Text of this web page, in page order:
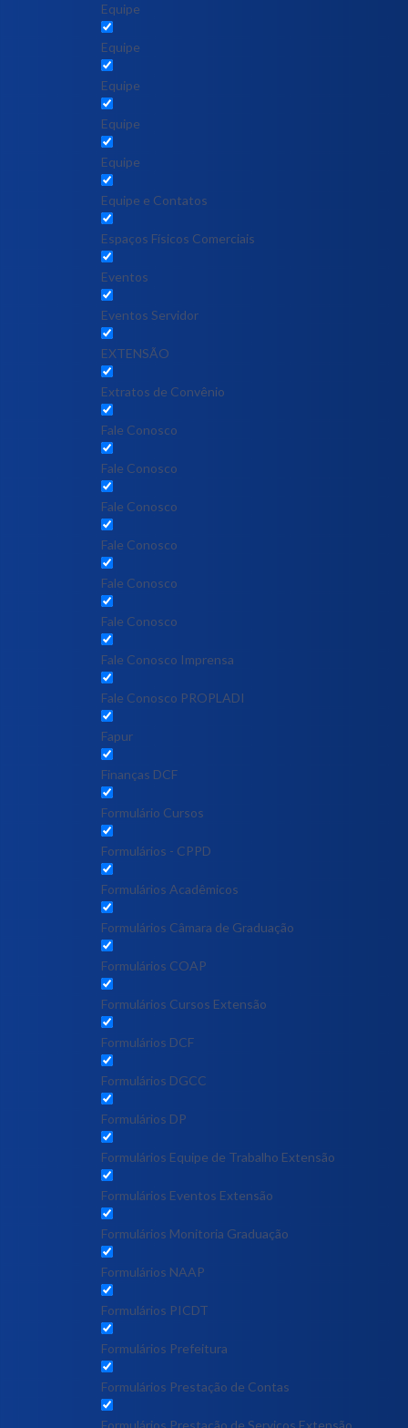
Equipe
Equipe
Equipe
Equipe
Equipe
Equipe e Contatos
Espaços Físicos Comerciais
Eventos
Eventos Servidor
EXTENSÃO
Extratos de Convênio
Fale Conosco
Fale Conosco
Fale Conosco
Fale Conosco
Fale Conosco
Fale Conosco
Fale Conosco Imprensa
Fale Conosco PROPLADI
Fapur
Finanças DCF
Formulário Cursos
Formulários - CPPD
Formulários Acadêmicos
Formulários Câmara de Graduação
Formulários COAP
Formulários Cursos Extensão
Formulários DCF
Formulários DGCC
Formulários DP
Formulários Equipe de Trabalho Extensão
Formulários Eventos Extensão
Formulários Monitoria Graduação
Formulários NAAP
Formulários PICDT
Formulários Prefeitura
Formulários Prestação de Contas